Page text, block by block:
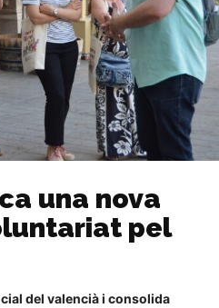
una nova
pel
del valencià i consolida